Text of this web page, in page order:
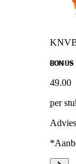
BONUS
49.00
per